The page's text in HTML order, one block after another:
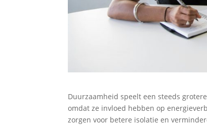
Duurzaamheid speelt een steeds
omdat ze invloed hebben op
zorgen voor betere isolatie en